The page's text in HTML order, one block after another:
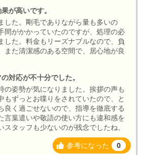
が高いです。
した。剛毛でありながら量も多いの
間がかかっていたのですが、処理の必
した。料金もリーズナブルなので、負
また清潔感のある空間で、居心地が良
対応が不十分でした。
の姿勢が気になりました。挨拶の声も
もずっとお喋りをされていたので、と
良く過ごせないので、指導を徹底する
言葉遣いや敬語の使い方にも違和感を
タッフも少ないのが残念でしたね。
参考になった 0